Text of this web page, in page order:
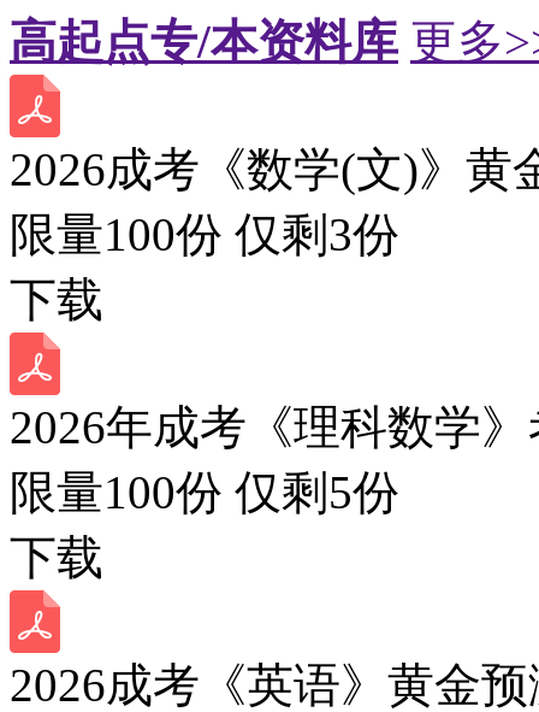
高起点专/本资料库 更多
2026成考《数学(文)》黄
限量100份 仅剩 3份
下载
2026年成考《理科数学
限量100份 仅剩 5份
下载
2026成考《英语》黄金